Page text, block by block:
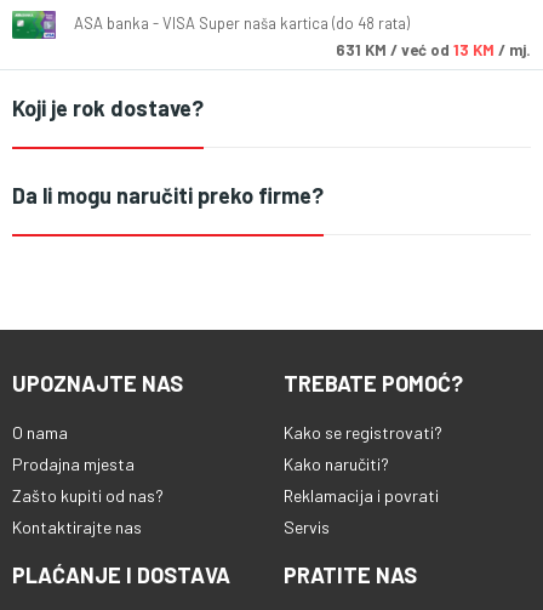
ASA banka - VISA Super naša kartica (do 48 rata)
631 KM / već od 13 KM / mj.
Koji je rok dostave?
Da li mogu naručiti preko firme?
UPOZNAJTE NAS
O nama
Prodajna mjesta
Zašto kupiti od nas?
Kontaktirajte nas
TREBATE POMOĆ?
Kako se registrovati?
Kako naručiti?
Reklamacija i povrati
Servis
PLAĆANJE I DOSTAVA PRATITE NAS